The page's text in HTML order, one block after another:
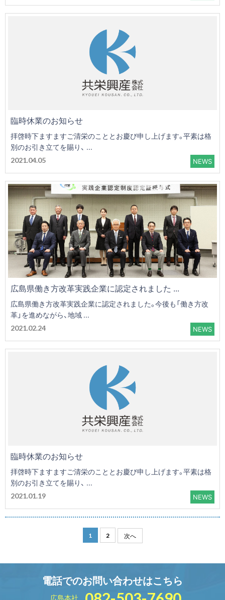
臨時休業のお知らせ
拝啓時下ますますご清栄のこととお慶び申し上げます。平素は格
別のお引き立てを賜り、 ...
2021.04.05 NEWS
広島県働き方改革実践企業に認定されました ...
広島県働き方改革実践企業に認定されました。今後も「働き方改
革」を進めながら、地域 ...
2021.02.24 NEWS
臨時休業のお知らせ
拝啓時下ますますご清栄のこととお慶び申し上げます。平素は格
別のお引き立てを賜り、 ...
2021.01.19 NEWS
1 2 次へ
電話でのお問い合わせはこちら
広島本社